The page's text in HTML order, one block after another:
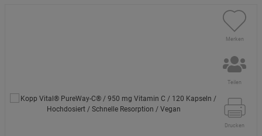
Merken
Teilen
Drucken